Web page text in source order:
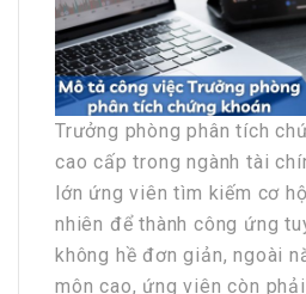
Trưởng phòng phân tích
cao cấp trong ngành tài
lớn ứng viên tìm kiếm cơ
nhiên để thành công ứng
không hề đơn giản, ngoài
môn cao, ứng viên còn